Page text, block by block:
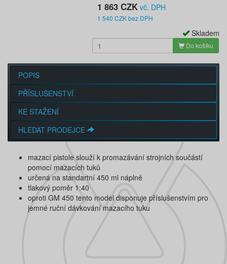
1 863 CZK vč. DPH
1 540 CZK bez DPH
Skladem
Do košíku
POPIS
PŘÍSLUŠENSTVÍ
KE STAŽENÍ
HLEDAT PRODEJCE
mazací pistole slouží k promazávání strojních součástí
pomocí mazacích tuků
určená na standartní 450 ml náplně
tlakový poměr 1:40
oproti GM 450 tento model disponuje příslušenstvím pro
jemné ruční dávkování mazacího tuku